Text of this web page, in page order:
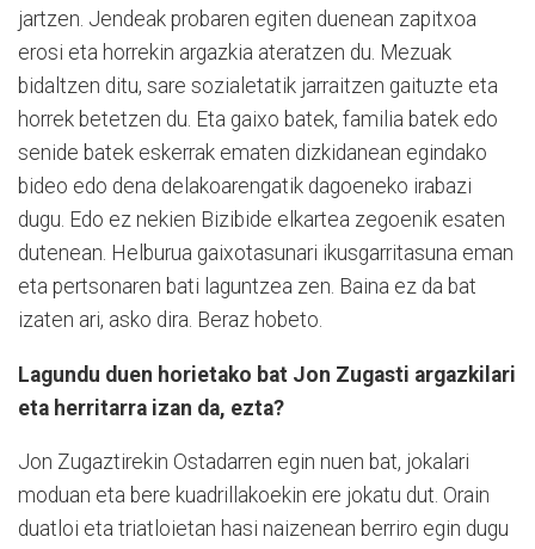
jartzen. Jendeak probaren egiten duenean zapitxoa
erosi eta horrekin argazkia ateratzen du. Mezuak
bidaltzen ditu, sare sozialetatik jarraitzen gaituzte eta
horrek betetzen du. Eta gaixo batek, familia batek edo
senide batek eskerrak ematen dizkidanean egindako
bideo edo dena delakoarengatik dagoeneko irabazi
dugu. Edo ez nekien Bizibide elkartea zegoenik esaten
dutenean. Helburua gaixotasunari ikusgarritasuna eman
eta pertsonaren bati laguntzea zen. Baina ez da bat
izaten ari, asko dira. Beraz hobeto.
Lagundu duen horietako bat Jon Zugasti argazkilari
eta herritarra izan da, ezta?
Jon Zugaztirekin Ostadarren egin nuen bat, jokalari
moduan eta bere kuadrillakoekin ere jokatu dut. Orain
duatloi eta triatloietan hasi naizenean berriro egin dugu